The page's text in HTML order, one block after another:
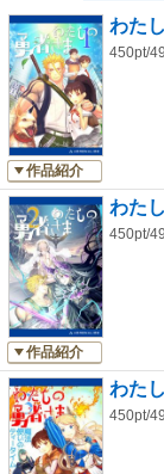
●塚本裕美子（つかも
蟹座。Ｂ型。趣味／
作品紹介
わた
450pt/
作品紹介
わた
450pt/
わた
450pt/